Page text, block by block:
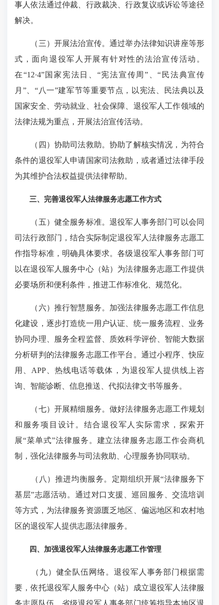
事人依法通过仲裁、行政裁决、行政复议或诉讼等途径
解决。
（三）开展法治宣传。通过举办法律知识讲座等形
式，面向退役军人开展有针对性的法治宣传活动。
在“12·4”国家宪法日、“宪法宣传周”、“民法典宣传
月”、“八一”建军节等重要节点，以宪法、民法典以及
国家安全、劳动就业、社会保障、退役军人工作领域的
法律法规为重点，开展法治宣传活动。
（四）协助司法救助。协助了解核实情况，为符合
条件的退役军人申请国家司法救助，或者通过法律手段
为其维护合法权益提供法律帮助。
三、完善退役军人法律服务志愿工作方式
（五）健全服务标准。退役军人事务部门可以会同
司法行政部门，结合实际制定退役军人法律服务志愿工
作指导标准，明确具体要求。各级退役军人事务部门可
以在退役军人服务中心（站）为法律服务志愿工作提供
必要场所和便利条件，推进工作标准化、规范化。
（六）推行智慧服务。加强法律服务志愿工作信息
化建设，逐步打造统一用户认证、统一服务流程、业务
协同办理、服务全程监督、质效科学评价、智能大数据
分析研判的法律服务志愿工作平台。通过小程序、快应
用、APP、热线电话等载体，为退役军人提供线上咨
询、智能诊断、信息推送、代拟法律文书等服务。
（七）开展精细服务。做好法律服务志愿工作规划
和服务项目设计。结合退役军人实际需求，探索开
展“菜单式”法律服务。建立法律服务志愿工作会商机
制，强化法律服务与司法救助、心理服务协同联动。
（八）推进均衡服务。定期组织开展“法律服务下
基层”志愿活动。通过对口支援、巡回服务、交流培训
等方式，为法律服务资源匮乏地区、偏远地区和农村地
区的退役军人提供志愿法律服务。
四、加强退役军人法律服务志愿工作管理
（九）健全队伍网络。退役军人事务部门根据需
要，依托退役军人服务中心（站）成立退役军人法律服
务志愿队伍。省级退役军人事务部门统筹指导本地区退